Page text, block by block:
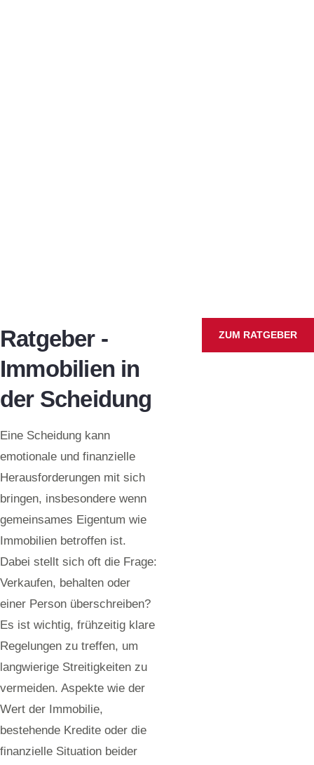
Ratgeber -
Immobilien in
der Scheidung
Eine Scheidung kann
emotionale und finanzielle
Herausforderungen mit sich
bringen, insbesondere wenn
gemeinsames Eigentum wie
Immobilien betroffen ist.
Dabei stellt sich oft die Frage:
Verkaufen, behalten oder
einer Person überschreiben?
Es ist wichtig, frühzeitig klare
Regelungen zu treffen, um
langwierige Streitigkeiten zu
vermeiden. Aspekte wie der
Wert der Immobilie,
bestehende Kredite oder die
finanzielle Situation beider
ZUM RATGEBER